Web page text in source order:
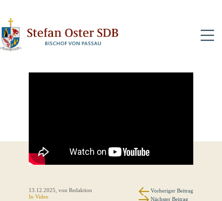
13.12.2025 , von Redaktion
InVideo
Vorheriger Beitrag
Nächster Beitrag